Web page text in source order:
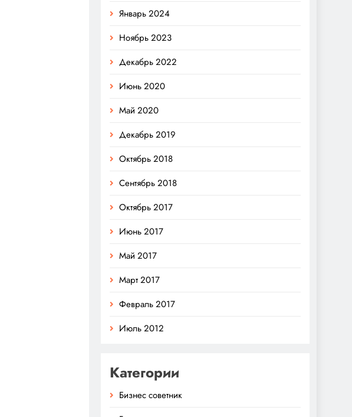
Январь 2024
Ноябрь 2023
Декабрь 2022
Июнь 2020
Май 2020
Декабрь 2019
Октябрь 2018
Сентябрь 2018
Октябрь 2017
Июнь 2017
Май 2017
Март 2017
Февраль 2017
Июль 2012
Категории
Бизнес советник